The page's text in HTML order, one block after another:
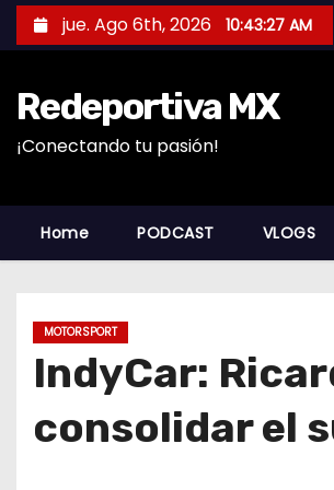
a
c
jue. Ago 6th, 2026 10:43:28 AM
Redeportiva MX
¡Conectando tu pasión!
Home PODCAST VLOGS
MOTORSPORT
IndyCar:
consolidar el